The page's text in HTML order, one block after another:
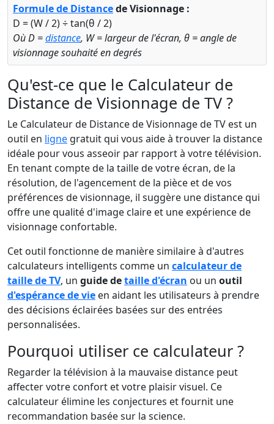
Formule de Distancede Visionnage :
D = (W / 2) ÷ tan(θ / 2)
Où D =distance, W = largeur de l'écran, θ = angle de
visionnage souhaité en degrés
Qu'est-ce que le Calculateur de
Distance de Visionnage de TV ?
Le Calculateur de Distance de Visionnage de TV est un
outil en ligne gratuit qui vous aide à trouver la distance
idéale pour vous asseoir par rapport à votre télévision.
En tenant compte de la taille de votre écran, de la
résolution, de l'agencement de la pièce et de vos
préférences de visionnage, il suggère une distance qui
offre une qualité d'image claire et une expérience de
visionnage confortable.
Cet outil fonctionne de manière similaire à d'autres
calculateurs intelligents comme un calculateur de
taille de TV, un guide detaille d'écran ou un outil
d'espérance de vie en aidant les utilisateurs à prendre
des décisions éclairées basées sur des entrées
personnalisées.
Pourquoi utiliser ce calculateur ?
Regarder la télévision à la mauvaise distance peut
affecter votre confort et votre plaisir visuel. Ce
calculateur élimine les conjectures et fournit une
recommandation basée sur la science.